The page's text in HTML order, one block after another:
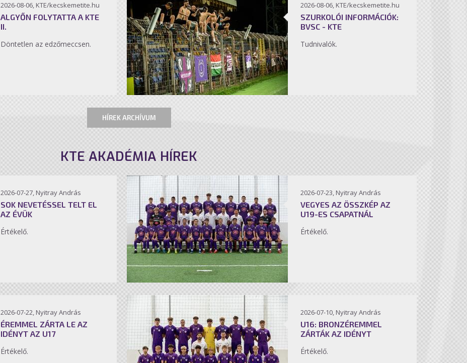
2026-08-06, KTE/kecskemetite.hu
ALGYŐN FOLYTATTA A KTE
II.
Döntetlen az edzőmeccsen.
2026-08-06, KTE/kecskemetite.hu
SZURKOLÓI INFORMÁCIÓK:
BVSC - KTE
Tudnivalók.
HÍREK ARCHÍVUM
KTE AKADÉMIA HÍREK
2026-07-27, Nyitray András
SOK NEVETÉSSEL TELT EL
AZ ÉVÜK
Értékelő.
2026-07-23, Nyitray András
VEGYES AZ ÖSSZKÉP AZ
U19-ES CSAPATNÁL
Értékelő.
2026-07-22, Nyitray András
ÉREMMEL ZÁRTA LE AZ
IDÉNYT AZ U17
Értékelő.
2026-07-10, Nyitray András
U16: BRONZÉREMMEL
ZÁRTÁK AZ IDÉNYT
Értékelő.